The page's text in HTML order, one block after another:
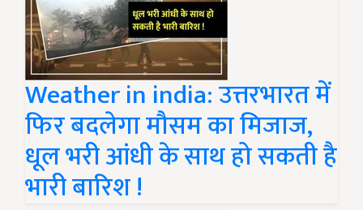
Weather in india: उत्तरभारत में
फिर बदलेगा मौसम का मिजाज,
धूल भरी आंधी के साथ हो सकती है
भारी बारिश !